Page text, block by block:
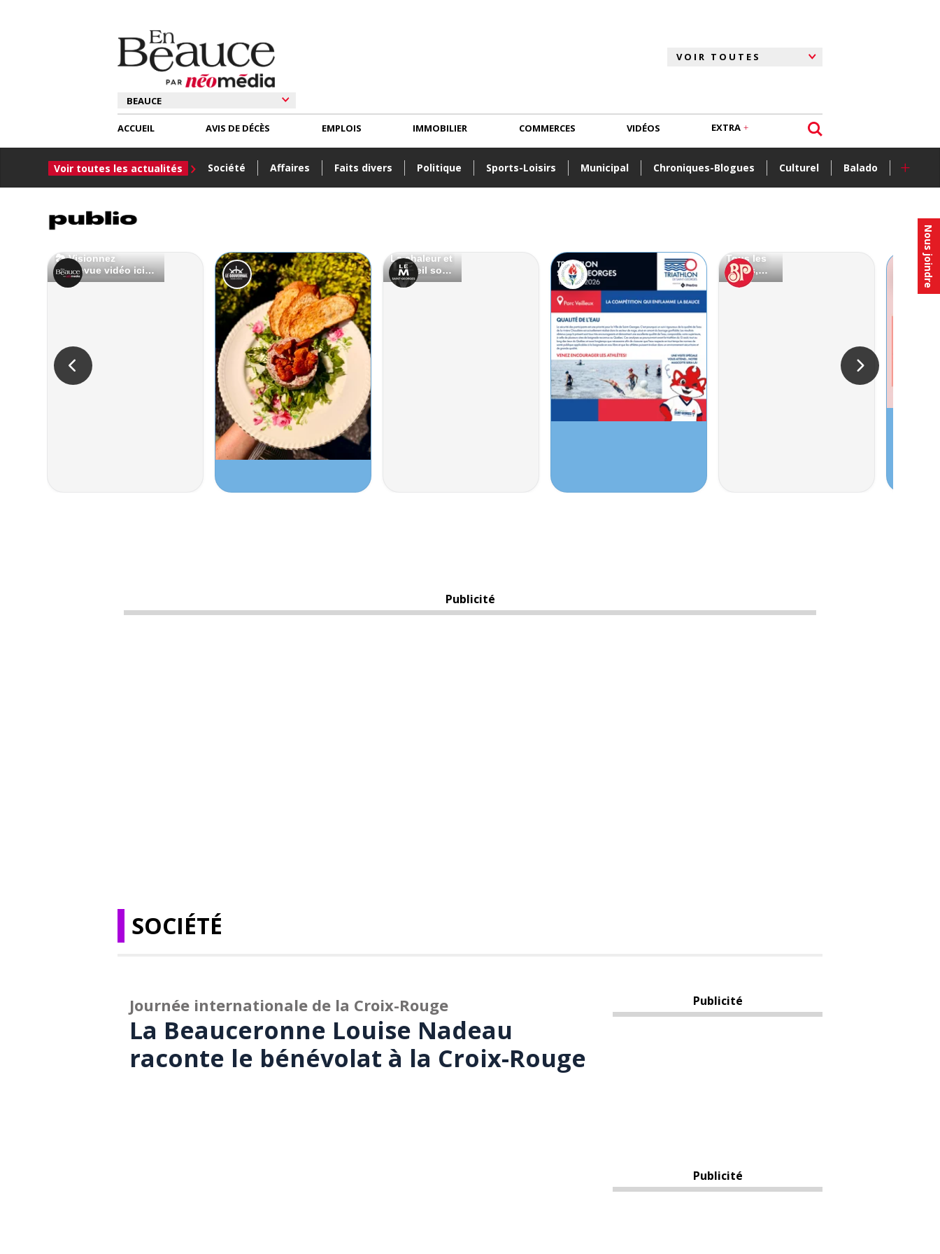
Nous joindre
ACCUEIL
Voir toutes les actualités Société Affaires Faits divers Politique Sports-Loisirs Municipal Chroniques-Blogues Culturel Balado +
AVIS DE DÉCÈS EMPLOIS IMMOBILIER COMMERCES VIDÉOS EXTRA
Publicité
SOCIÉTÉ
Journée internationale de la Croix-Rouge
La Beauceronne Louise Nadeau
raconte le bénévolat à la Croix-Rouge
Publicité
Publicité